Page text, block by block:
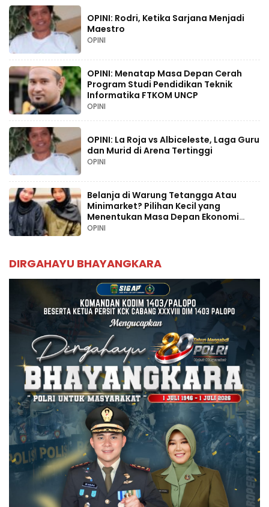
OPINI: Rodri, Ketika Sarjana Menjadi
Maestro
OPINI
OPINI: Menatap Masa Depan Cerah
Program Studi Pendidikan Teknik
Informatika FTKOM UNCP
OPINI
OPINI: La Roja vs Albiceleste, Laga Guru
dan Murid di Arena Tertinggi
OPINI
Belanja di Warung Tetangga Atau
Minimarket? Pilihan Kecil yang
Menentukan Masa Depan Ekonomi
Palopo
OPINI
DIRGAHAYU BHAYANGKARA